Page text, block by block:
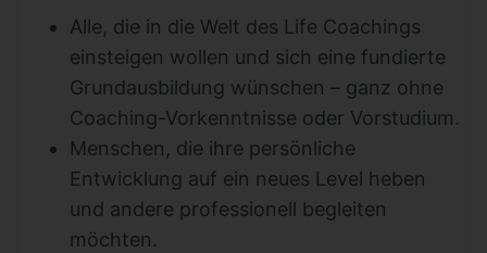
Alle, die in die Welt des Life Coachings
einsteigen wollen und sich eine fundierte
Grundausbildung wünschen – ganz ohne
Coaching-Vorkenntnisse oder Vorstudium.
Menschen, die ihre persönliche
Entwicklung auf ein neues Level heben
und andere professionell begleiten
möchten.